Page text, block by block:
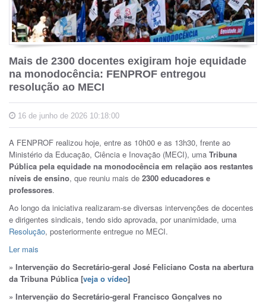
Mais de 2300 docentes exigiram hoje equidade
na monodocência: FENPROF entregou
resolução ao MECI
16 de junho de 2026 10:18:00
A FENPROF realizou hoje, entre as 10h00 e as 13h30, frente ao
Ministério da Educação, Ciência e Inovação (MECI), uma Tribuna
Pública pela equidade na monodocência em relação aos restantes
níveis de ensino, que reuniu mais de 2300 educadores e
professores.
Ao longo da iniciativa realizaram-se diversas intervenções de docentes
e dirigentes sindicais, tendo sido aprovada, por unanimidade, uma
Resolução, posteriormente entregue no MECI.
Ler mais
» Intervenção do Secretário-geral José Feliciano Costa na abertura
da Tribuna Pública [veja o vídeo]
» Intervenção do Secretário-geral Francisco Gonçalves no